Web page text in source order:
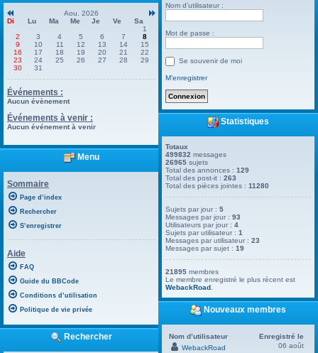
Aou. 2026
Di
Lu Ma Me Je Ve
Sa
1
2
3 4 5 6 7
8
9
10 11 12 13 14
15
16
17 18 19 20 21
22
23
24 25 26 27 28
29
30
31
Événements :
Aucun évènement
Événements à venir :
Aucun événement à venir
Menu
Sommaire
Page d’index
Rechercher
S’enregistrer
Aide
FAQ
Guide du BBCode
Conditions d’utilisation
Politique de vie privée
Rechercher
Nom d’utilisateur :
Mot de passe :
Se souvenir de moi
M’enregistrer
Statistiques
Totaux
499832 messages
26965 sujets
Total des annonces :129
Total des post-it :263
Total des pièces jointes :11280
Sujets par jour :5
Messages par jour :93
Utilisateurs par jour :4
Sujets par utilisateur :1
Messages par utilisateur :23
Messages par sujet :19
21895 membres
Le membre enregistré le plus récent est
WebackRoad
Nouveaux membres
Nom d’utilisateur
Enregistré le
WebackRoad
06 août